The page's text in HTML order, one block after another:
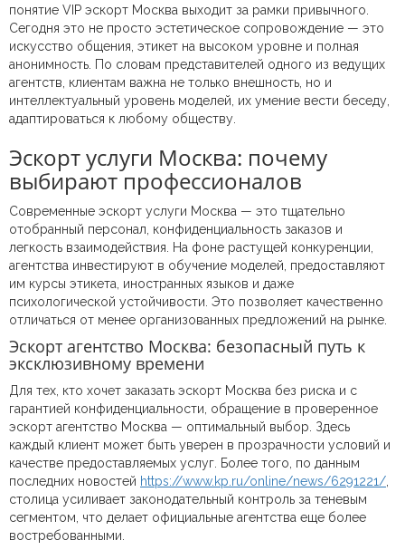
понятие VIP эскорт Москва выходит за рамки привычного.
Сегодня это не просто эстетическое сопровождение — это
искусство общения, этикет на высоком уровне и полная
анонимность. По словам представителей одного из ведущих
агентств, клиентам важна не только внешность, но и
интеллектуальный уровень моделей, их умение вести беседу,
адаптироваться к любому обществу.
Эскорт услуги Москва: почему
выбирают профессионалов
Современные эскорт услуги Москва — это тщательно
отобранный персонал, конфиденциальность заказов и
легкость взаимодействия. На фоне растущей конкуренции,
агентства инвестируют в обучение моделей, предоставляют
им курсы этикета, иностранных языков и даже
психологической устойчивости. Это позволяет качественно
отличаться от менее организованных предложений на рынке.
Эскорт агентство Москва: безопасный путь к
эксклюзивному времени
Для тех, кто хочет заказать эскорт Москва без риска и с
гарантией конфиденциальности, обращение в проверенное
эскорт агентство Москва — оптимальный выбор. Здесь
каждый клиент может быть уверен в прозрачности условий и
качестве предоставляемых услуг. Более того, по данным
последних новостей https://www.kp.ru/online/news/6291221/
столица усиливает законодательный контроль за теневым
сегментом, что делает официальные агентства еще более
востребованными.